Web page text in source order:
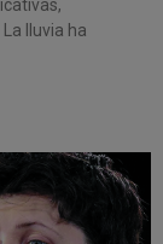
lluvia ha